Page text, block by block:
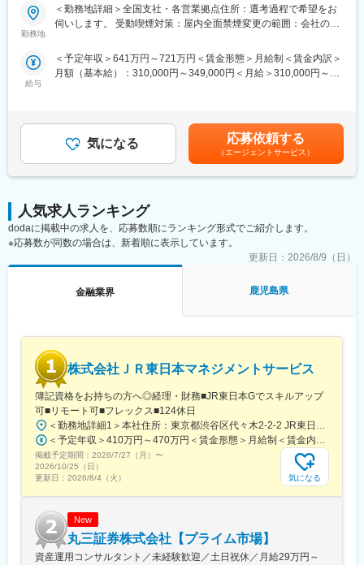
◎仮説構築・SQLを利用したデータ取得・BIツールを用いた分析
による検証
◎各種契約書のドラフト作成・社内法務部・ステークホルダーと
の契約条文調整
■本ポジションの魅力
全方位的なスキル（業務知識・調査・レポート作成・契約ドキュ
メンテーション・SQL・データ分析・プレゼンテーションスキル
など）をフル活用しながら、PayPayのスピード感あふれるダイナ
営陣の間近で業務を行うことが可能で、企業やサービスを動かし
ているという実感が得られます。
中途入社が7割を占め、保険以外の金融業界や不動産・自動車な
る環境・実績があります
◇財務・税務など企業経営に関わる専門知識を手に入れ、市場価
値も年収も上げたい方
◇もっと公正な評価を受けたい方
◇雑務ではなく営業活動に専念し、お客様に向き合う時間を大切
◇土日休・フレックス・在宅活用など、より長期的に腰を据えて
働ける環境に移りたい方
当社商品を販売する保険代理店に対し、販売促進をメインとした
踏み込み、課題解決に向けた伴走をすることがミッションです
担当代理店30～40社に対して、代理店の課題や、保険を検討する
お客様への商品提案をフォローします。代理店毎に抱える課題は
異なるため、下記に捉われずに主体性をもった営業活動を期待し
ています
【経営サポート】顧客集客、満足度向上、マーケット動向及び消
費者ニーズの分析、同業他社の販売戦略分析
【販売サポート】商品勉強会及び販売教育、販売戦略の立案及び
アクションプランの策定～実行
【提案コンサルティング】財務・税務・株・証券・不動産あらゆ
る分野の状況を理解し提案
【新規代理店開拓】紹介等通じた関係構築の上での開拓
■魅力
◎安心の入社後フォロー：入社半年間は人事・営業教育・配属先
による3方向の研修体制
◎挑戦を後押しする社風：年次に関係なく意見を発信できる風土
勤務地
＜勤務地詳細＞全国支社・各営業拠点住所：選考過程で希望をお
伺いします。 受動喫煙対策：屋内全面禁煙変更の範囲：会社の定
給与
＜予定年収＞641万円～721万円＜賃金形態＞月給制＜賃金内訳＞
月額（基本給）：310,000円～349,000円＜月給＞310,000円～
金はあくまでも目安の金額であり、選考を通じて上下する可能性
があります。月給(月額)は固定手当を含めた表記です。
気になる 応募依頼する
（エージェントサービス）
人気求人ランキング
dodaに掲載中の求人を、応募数順にランキング形式でご紹介します。
※応募数が同数の場合は、新着順に表示しています。
更新日： 2026/8/9（日）
金融業界 鹿児島県
株式会社ＪＲ東日本マネジメントサービス
簿記資格をお持ちの方へ◎経理・財務■JR東日本Gでスキルアップ
可■リモート可■フレックス■124休日
＜勤務地詳細1＞本社住所：東京都渋谷区代々木2-2-2 JR東日本本社ビル9階受動喫煙対策：屋内全面禁煙＜勤務地詳細2＞東京都内オフィス住所：東京都23区内 受動喫煙対策：屋内全面禁煙変更の範囲：会社の定める事業所（リモートワーク含む）
＜予定年収＞410万円～470万円＜賃金形態＞月給制＜賃金内訳＞月額（基本給）：240,000円～250,000円＜月給＞240,000円～250,000円＜昇給有無＞有＜残業手当＞有＜給与補足＞※想定年収には残業月20Hも含めています■昇給：年1回■賞与：年2回(合計3.0ヶ月程度)※総合職：計6.0ヶ月程度■モデル年収総合職（課長）900万円総合職（マネージャー）630万円総合職（主任）520万円エリア（課員）410万円賃金はあくまでも目安の金額であり、選考を通じて上下する可能性があります。月給(月額)は固定手当を含めた表記です。
掲載予定期間： 2026/7/27（月） 〜
2026/10/25（日）
更新日： 2026/8/4（火） 気になる
New
丸三証券株式会社【プライム市場】
資産運用コンサルタント／未経験歓迎／土日祝休／月給29万円～